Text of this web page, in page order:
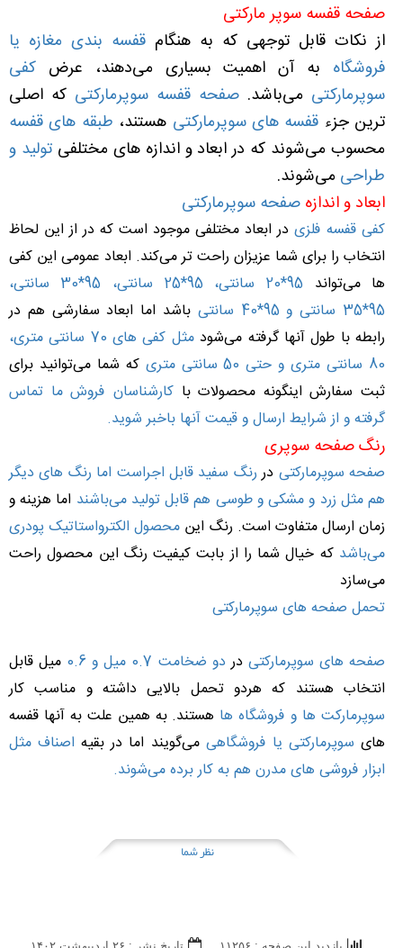
صفحه قفسه سوپر مارکتی
از نکات قابل توجهی که به هنگام قفسه بندی مغازه یا
فروشگاه به آن اهمیت بسیاری می‌دهند، عرض کفی
سوپرمارکتی می‌باشد. صفحه قفسه سوپرمارکتی که اصلی
ترین جزء قفسه های سوپرمارکتی هستند، طبقه های قفسه
محسوب می‌شوند که در ابعاد و اندازه های مختلفیتولید و
طراحی می‌شوند.
ابعاد و اندازه صفحه سوپرمارکتی
کفی قفسه فلزی در ابعاد مختلفی موجود است که در از این لحاظ
انتخاب را برای شما عزیزان راحت تر می‌کند. ابعاد عمومی این کفی
ها می‌تواند
95*20 سانتی، 95*25 سانتی، 95*30 سانتی،
95*35 سانتی و 95*40 سانتی
باشد اما ابعاد سفارشی هم در
رابطه با طول آنها گرفته می‌شود
مثل کفی های 70 سانتی متری،
80 سانتی متری و حتی 50 سانتی متری
که شما می‌توانید برای
ثبت سفارش اینگونه محصولات با کارشناسان فروش ما تماس
گرفته و از شرایط ارسال و قیمت آنها باخبر شوید.
رنگ صفحه سوپری
صفحه سوپرمارکتی دررنگ سفید قابل اجراست اما رنگ های دیگر
هم مثل زرد و مشکی و طوسی هم قابل تولید می‌باشند اما هزینه و
زمان ارسال متفاوت است. رنگ این محصول الکترواستاتیک پودری
می‌باشدکه خیال شما را از بابت کیفیت رنگ این محصول راحت
می‌سازد
تحمل صفحه های سوپرمارکتی
صفحه های سوپرمارکتی در دو ضخامت 0.7 میل و 0.6
میل قابل
انتخاب هستند که هردو تحمل بالایی داشته و مناسب کار
سوپرمارکت ها و فروشگاه ها هستند. به همین علت به آنها قفسه
هایسوپرمارکتی یا فروشگاهی می‌گویند اما در بقیه اصناف مثل
ابزار فروشی های مدرن هم به کار برده می‌شوند.
نظر شما
بازدید این صفحه : ۱۱۲۵۶ تاریخ نشر : ۲۶ ارديبهشت ۱۴۰۲